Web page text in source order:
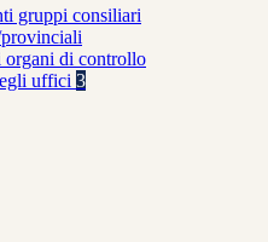
gruppi consiliari
organi di controllo
uffici 3